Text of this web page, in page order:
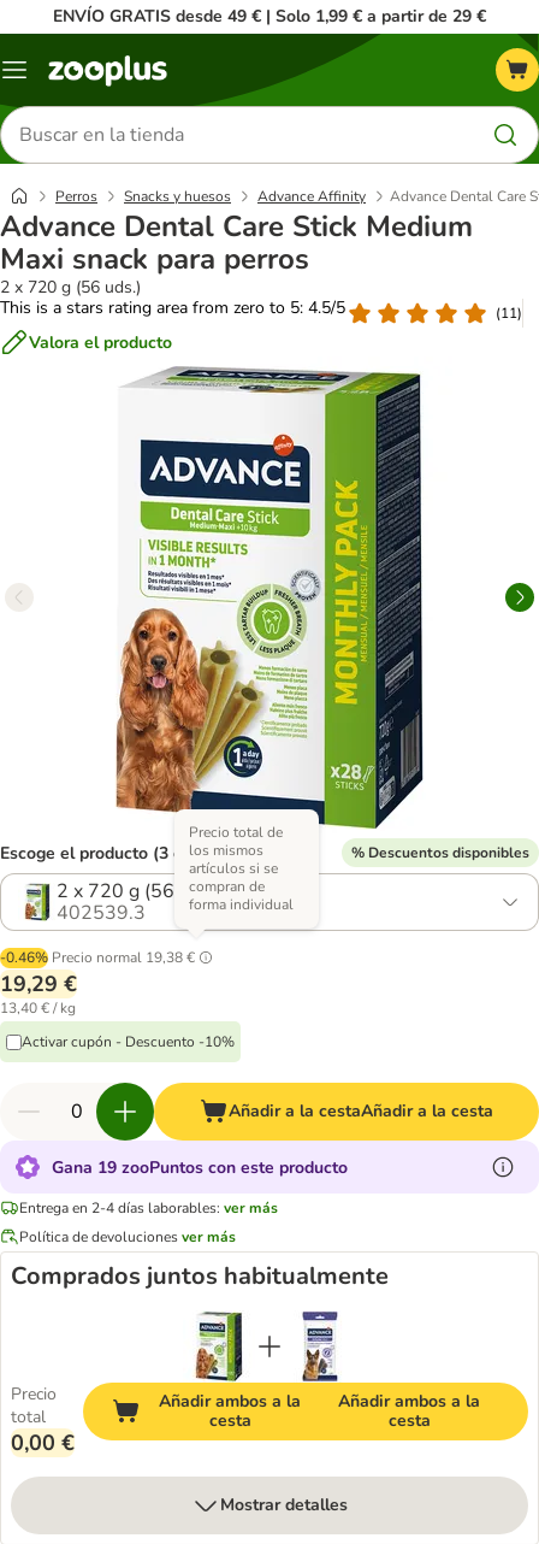
ENVÍO GRATIS desde 49 € | Solo 1,99 € a partir de 29 €
Menú
Buscar
productos
Perros Snacks y huesos Advance Affinity Advance Dental Care
Advance Dental Care Stick Medium
Maxi snack para perros
2 x 720 g (56 uds.)
This is a stars rating area from zero to 5: 4.5/5
(11)
Valora el producto
Escoge el producto (3 opciones) % Descuentos disponibles
2 x 720 g (56 uds.)
402539.3
-0.46% Precio normal 19,38 €
Precio total de
los mismos
artículos si se
compran de
forma individual
19,29 €
13,40 € / kg
Activar cupón - Descuento -10%
Añadir a la cestaAñadir a la cesta
Gana 19 zooPuntos con este producto
Entrega en 2-4 días laborables: ver más
Política de devolucionesver más
Comprados juntos habitualmente
Precio
total
0,00 €
Añadir ambos a la
cesta
Añadir ambos a la
cesta
Mostrar detalles